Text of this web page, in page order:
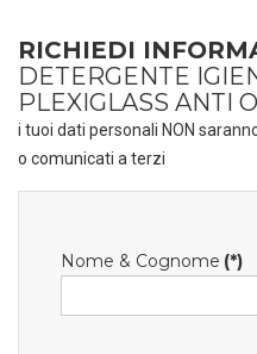
RICHIEDI
DETERGENTE
PLEXIGLASS ANTI
i tuoi dati personali NON
o comunicati a terzi
Nome & Cognome (*)